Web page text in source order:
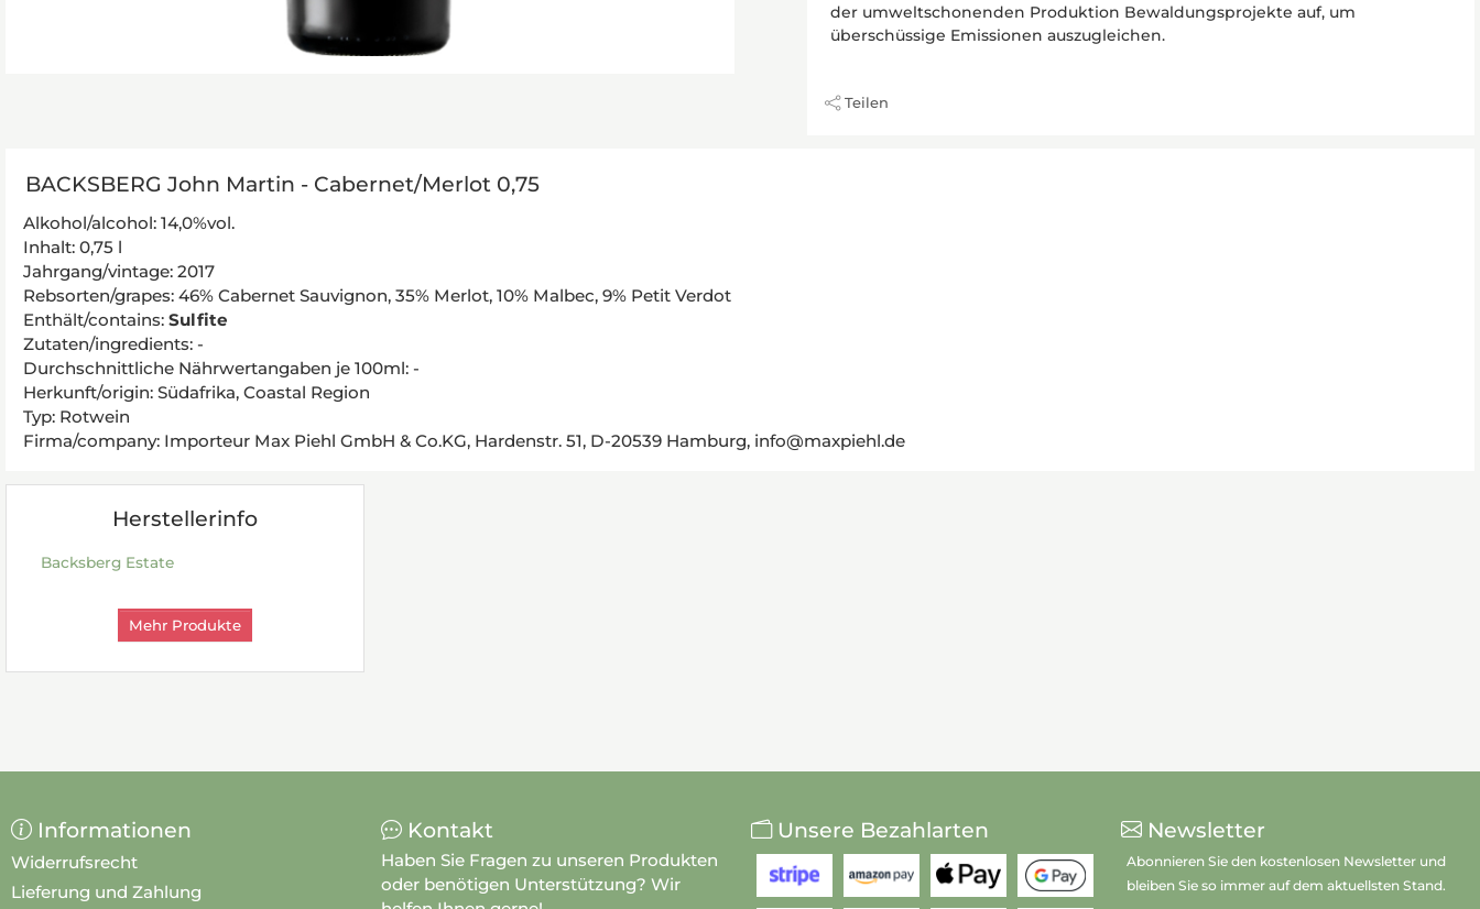
der umweltschonenden Produktion Bewaldungsprojekte auf, um
überschüssige Emissionen auszugleichen.
Teilen
BACKSBERG John Martin - Cabernet/Merlot 0,75
Alkohol/alcohol: 14,0%vol.
Inhalt: 0,75 l
Jahrgang/vintage: 2017
Rebsorten/grapes: 46% Cabernet Sauvignon, 35% Merlot, 10% Malbec, 9% Petit Verdot
Enthält/contains: Sulfite
Zutaten/ingredients: -
Durchschnittliche Nährwertangaben je 100ml: -
Herkunft/origin: Südafrika, Coastal Region
Typ: Rotwein
Firma/company: Importeur Max Piehl GmbH & Co.KG, Hardenstr. 51, D-20539 Hamburg, info@maxpiehl.de
Herstellerinfo
Backsberg Estate
Mehr Produkte
Informationen
Widerrufsrecht
Lieferung und Zahlung
Kontakt
Haben Sie Fragen zu unseren Produkten
oder benötigen Unterstützung? Wir
Unsere Bezahlarten Newsletter
Abonnieren Sie den kostenlosen Newsletter und
bleiben Sie so immer auf dem aktuellsten Stand.